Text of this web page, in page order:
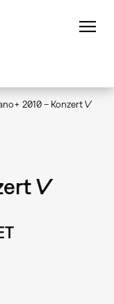
2010 – Konzert V
V